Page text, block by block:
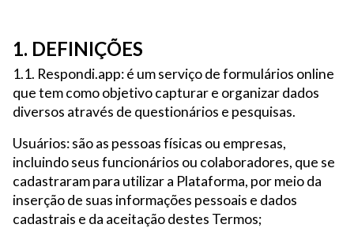
1. DEFINIÇÕES
1.1. Respondi.app: é um serviço de formulários online
que tem como objetivo capturar e organizar dados
diversos através de questionários e pesquisas.
Usuários: são as pessoas físicas ou empresas,
incluindo seus funcionários ou colaboradores, que se
cadastraram para utilizar a Plataforma, por meio da
inserção de suas informações pessoais e dados
cadastrais e da aceitação destes Termos;